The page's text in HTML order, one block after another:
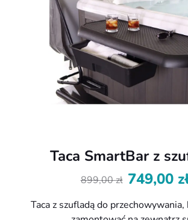
Taca SmartBar z
899,00zł
Pierwotna
cena
wynosiła:
749,00
Aktualna
cena
wynosi:
Taca z szufladą do